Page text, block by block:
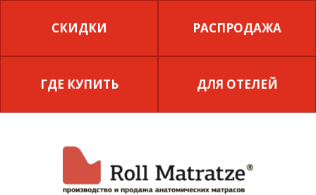
СКИДКИ РАСПРОДАЖА
ГДЕ КУПИТЬ ДЛЯ ОТЕЛЕЙ